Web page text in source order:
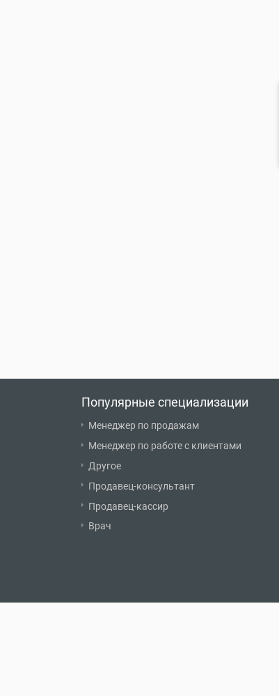
Популярные специализации
Менеджер по продажам
Менеджер по работе с клиентами
Другое
Продавец-консультант
Продавец-кассир
Врач